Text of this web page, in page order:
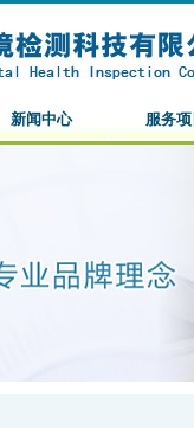
新闻中心 服务